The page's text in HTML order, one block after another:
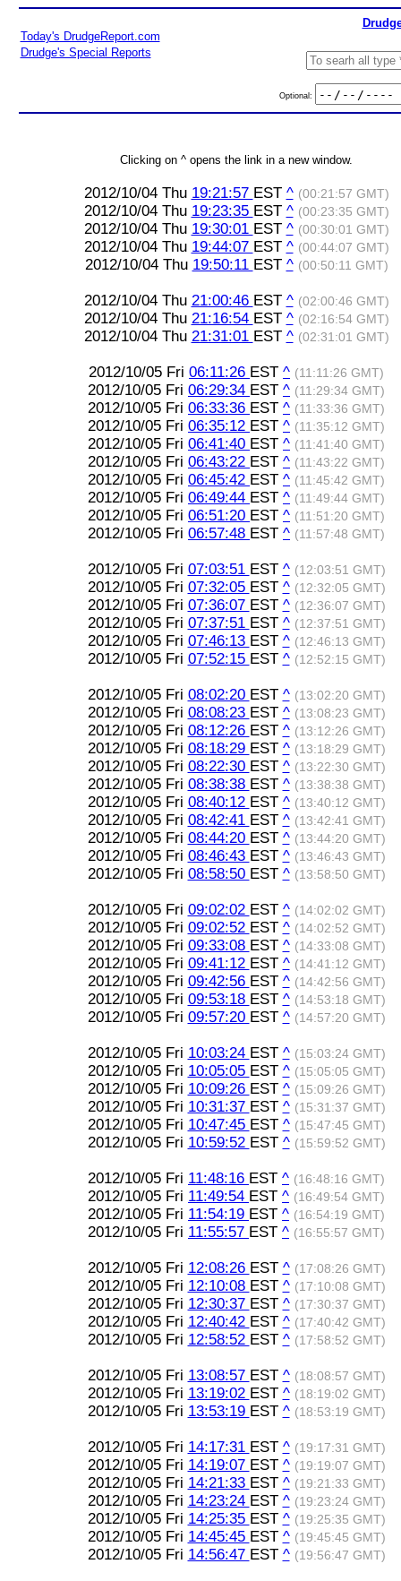
Today's DrudgeReport.com
Drudge's Special Reports
Optional:
Clicking on ^ opens the link in a new window.
2012/10/04 Thu 19:21:57 EST ^ (00:21:57 GMT)
2012/10/04 Thu 19:23:35 EST ^ (00:23:35 GMT)
2012/10/04 Thu 19:30:01 EST ^ (00:30:01 GMT)
2012/10/04 Thu 19:44:07 EST ^ (00:44:07 GMT)
2012/10/04 Thu 19:50:11 EST ^ (00:50:11 GMT)
2012/10/04 Thu 21:00:46 EST ^ (02:00:46 GMT)
2012/10/04 Thu 21:16:54 EST ^ (02:16:54 GMT)
2012/10/04 Thu 21:31:01 EST ^ (02:31:01 GMT)
2012/10/05 Fri 06:11:26 EST ^ (11:11:26 GMT)
2012/10/05 Fri 06:29:34 EST ^ (11:29:34 GMT)
2012/10/05 Fri 06:33:36 EST ^ (11:33:36 GMT)
2012/10/05 Fri 06:35:12 EST ^ (11:35:12 GMT)
2012/10/05 Fri 06:41:40 EST ^ (11:41:40 GMT)
2012/10/05 Fri 06:43:22 EST ^ (11:43:22 GMT)
2012/10/05 Fri 06:45:42 EST ^ (11:45:42 GMT)
2012/10/05 Fri 06:49:44 EST ^ (11:49:44 GMT)
2012/10/05 Fri 06:51:20 EST ^ (11:51:20 GMT)
2012/10/05 Fri 06:57:48 EST ^ (11:57:48 GMT)
2012/10/05 Fri 07:03:51 EST ^ (12:03:51 GMT)
2012/10/05 Fri 07:32:05 EST ^ (12:32:05 GMT)
2012/10/05 Fri 07:36:07 EST ^ (12:36:07 GMT)
2012/10/05 Fri 07:37:51 EST ^ (12:37:51 GMT)
2012/10/05 Fri 07:46:13 EST ^ (12:46:13 GMT)
2012/10/05 Fri 07:52:15 EST ^ (12:52:15 GMT)
2012/10/05 Fri 08:02:20 EST ^ (13:02:20 GMT)
2012/10/05 Fri 08:08:23 EST ^ (13:08:23 GMT)
2012/10/05 Fri 08:12:26 EST ^ (13:12:26 GMT)
2012/10/05 Fri 08:18:29 EST ^ (13:18:29 GMT)
2012/10/05 Fri 08:22:30 EST ^ (13:22:30 GMT)
2012/10/05 Fri 08:38:38 EST ^ (13:38:38 GMT)
2012/10/05 Fri 08:40:12 EST ^ (13:40:12 GMT)
2012/10/05 Fri 08:42:41 EST ^ (13:42:41 GMT)
2012/10/05 Fri 08:44:20 EST ^ (13:44:20 GMT)
2012/10/05 Fri 08:46:43 EST ^ (13:46:43 GMT)
2012/10/05 Fri 08:58:50 EST ^ (13:58:50 GMT)
2012/10/05 Fri 09:02:02 EST ^ (14:02:02 GMT)
2012/10/05 Fri 09:02:52 EST ^ (14:02:52 GMT)
2012/10/05 Fri 09:33:08 EST ^ (14:33:08 GMT)
2012/10/05 Fri 09:41:12 EST ^ (14:41:12 GMT)
2012/10/05 Fri 09:42:56 EST ^ (14:42:56 GMT)
2012/10/05 Fri 09:53:18 EST ^ (14:53:18 GMT)
2012/10/05 Fri 09:57:20 EST ^ (14:57:20 GMT)
2012/10/05 Fri 10:03:24 EST ^ (15:03:24 GMT)
2012/10/05 Fri 10:05:05 EST ^ (15:05:05 GMT)
2012/10/05 Fri 10:09:26 EST ^ (15:09:26 GMT)
2012/10/05 Fri 10:31:37 EST ^ (15:31:37 GMT)
2012/10/05 Fri 10:47:45 EST ^ (15:47:45 GMT)
2012/10/05 Fri 10:59:52 EST ^ (15:59:52 GMT)
2012/10/05 Fri 11:48:16 EST ^ (16:48:16 GMT)
2012/10/05 Fri 11:49:54 EST ^ (16:49:54 GMT)
2012/10/05 Fri 11:54:19 EST ^ (16:54:19 GMT)
2012/10/05 Fri 11:55:57 EST ^ (16:55:57 GMT)
2012/10/05 Fri 12:08:26 EST ^ (17:08:26 GMT)
2012/10/05 Fri 12:10:08 EST ^ (17:10:08 GMT)
2012/10/05 Fri 12:30:37 EST ^ (17:30:37 GMT)
2012/10/05 Fri 12:40:42 EST ^ (17:40:42 GMT)
2012/10/05 Fri 12:58:52 EST ^ (17:58:52 GMT)
2012/10/05 Fri 13:08:57 EST ^ (18:08:57 GMT)
2012/10/05 Fri 13:19:02 EST ^ (18:19:02 GMT)
2012/10/05 Fri 13:53:19 EST ^ (18:53:19 GMT)
2012/10/05 Fri 14:17:31 EST ^ (19:17:31 GMT)
2012/10/05 Fri 14:19:07 EST ^ (19:19:07 GMT)
2012/10/05 Fri 14:21:33 EST ^ (19:21:33 GMT)
2012/10/05 Fri 14:23:24 EST ^ (19:23:24 GMT)
2012/10/05 Fri 14:25:35 EST ^ (19:25:35 GMT)
2012/10/05 Fri 14:45:45 EST ^ (19:45:45 GMT)
2012/10/05 Fri 14:56:47 EST ^ (19:56:47 GMT)